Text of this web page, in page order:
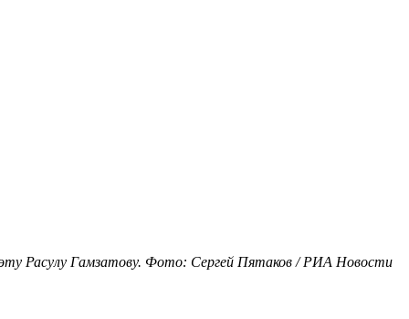
Расулу Гамзатову. Фото: Сергей Пятаков / РИА Новости